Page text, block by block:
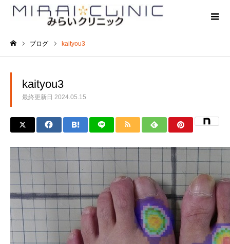
ブログ kaityou3
kaityou3
最終更新日 2024.05.15